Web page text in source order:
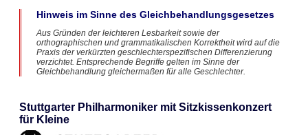
Hinweis im Sinne des Gleichbehandlungsgesetzes
Aus Gründen der leichteren Lesbarkeit sowie der
orthographischen und grammatikalischen Korrektheit wird auf die
Praxis der verkürzten geschlechterspezifischen Differenzierung
verzichtet. Entsprechende Begriffe gelten im Sinne der
Gleichbehandlung gleichermaßen für alle Geschlechter.
Stuttgarter Philharmoniker mit Sitzkissenkonzert
für Kleine